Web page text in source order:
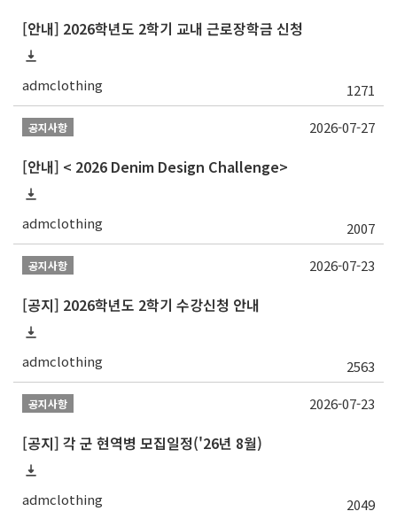
[안내] 2026학년도 2학기 교내 근로장학금 신청
admclothing 1271
공지사항
[안내] < 2026 Denim Design Challenge>
admclothing 2007
2026-07-27
공지사항
[공지] 2026학년도 2학기 수강신청 안내
admclothing 2563
2026-07-23
공지사항
[공지] 각 군 현역병 모집일정('26년 8월)
admclothing 2049
2026-07-23